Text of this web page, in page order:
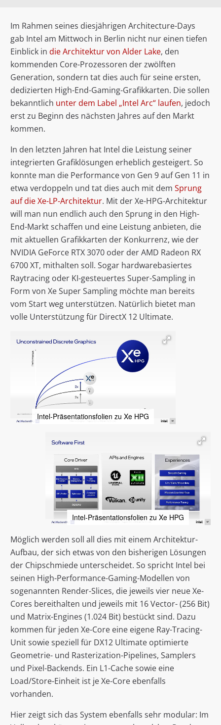
Im Rahmen seines diesjährigen Architecture-Days
gab Intel am Mittwoch in Berlin nicht nur einen tiefen
Einblick in die Architektur von Alder Lake, den
kommenden Core-Prozessoren der zwölften
Generation, sondern tat dies auch für seine ersten,
dedizierten High-End-Gaming-Grafikkarten. Die sollen
bekanntlich unter dem Label „Intel Arc“ laufen, jedoch
erst zu Beginn des nächsten Jahres auf den Markt
kommen.
In den letzten Jahren hat Intel die Leistung seiner
integrierten Grafiklösungen erheblich gesteigert. So
konnte man die Performance von Gen 9 auf Gen 11 in
etwa verdoppeln und tat dies auch mit dem Sprung
auf die Xe-LP-Architektur. Mit der Xe-HPG-Architektur
will man nun endlich auch den Sprung in den High-
End-Markt schaffen und eine Leistung anbieten, die
mit aktuellen Grafikkarten der Konkurrenz, wie der
NVIDIA GeForce RTX 3070 oder der AMD Radeon RX
6700 XT, mithalten soll. Sogar hardwarebasiertes
Raytracing oder KI-gesteuertes Super-Sampling in
Form von Xe Super Sampling möchte man bereits
vom Start weg unterstützen. Natürlich bietet man
volle Unterstützung für DirectX 12 Ultimate.
Intel-Präsentationsfolien zu Xe HPG
Intel-Präsentationsfolien zu Xe HPG
Möglich werden soll all dies mit einem Architektur-
Aufbau, der sich etwas von den bisherigen Lösungen
der Chipschmiede unterscheidet. So spricht Intel bei
seinen High-Performance-Gaming-Modellen von
sogenannten Render-Slices, die jeweils vier neue Xe-
Cores bereithalten und jeweils mit 16 Vector- (256 Bit)
und Matrix-Engines (1.024 Bit) bestückt sind. Dazu
kommen für jeden Xe-Core eine eigene Ray-Tracing-
Unit sowie speziell für DX12 Ultimate optimierte
Geometrie- und Rasterization-Pipelines, Samplers
und Pixel-Backends. Ein L1-Cache sowie eine
Load/Store-Einheit ist je Xe-Core ebenfalls
vorhanden.
Hier zeigt sich das System ebenfalls sehr modular: Im